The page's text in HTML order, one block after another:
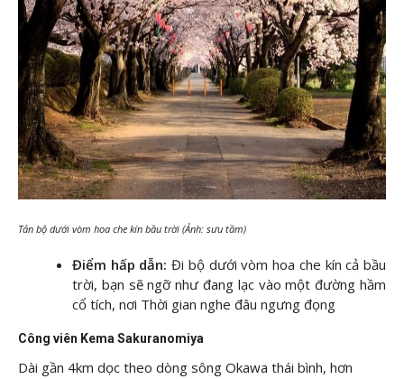
Tản bộ dưới vòm hoa che kín bầu trời (Ảnh: sưu tầm)
Điểm hấp dẫn: Đi bộ dưới vòm hoa che kín cả bầu
trời, bạn sẽ ngỡ như đang lạc vào một đường hầm
cổ tích, nơi Thời gian nghe đâu ngưng đọng
Công viên Kema Sakuranomiya
Dài gần 4km dọc theo dòng sông Okawa thái bình, hơn